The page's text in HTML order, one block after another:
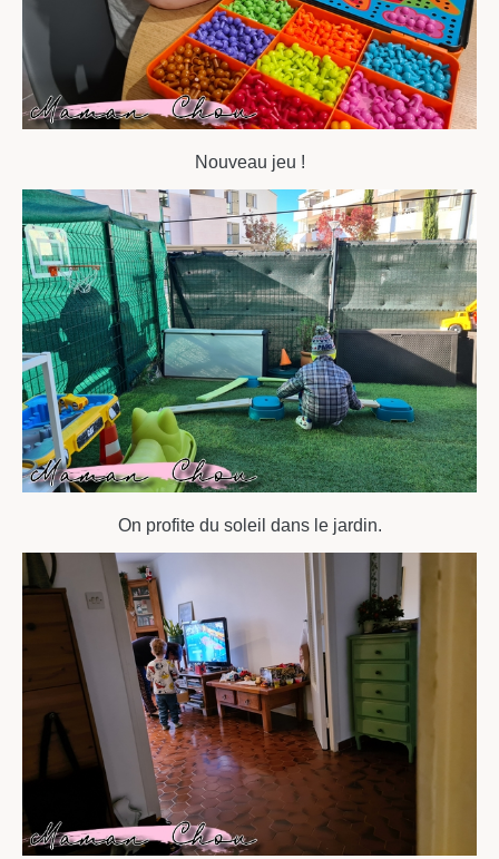
Nouveau jeu !
On profite du soleil dans le jardin.